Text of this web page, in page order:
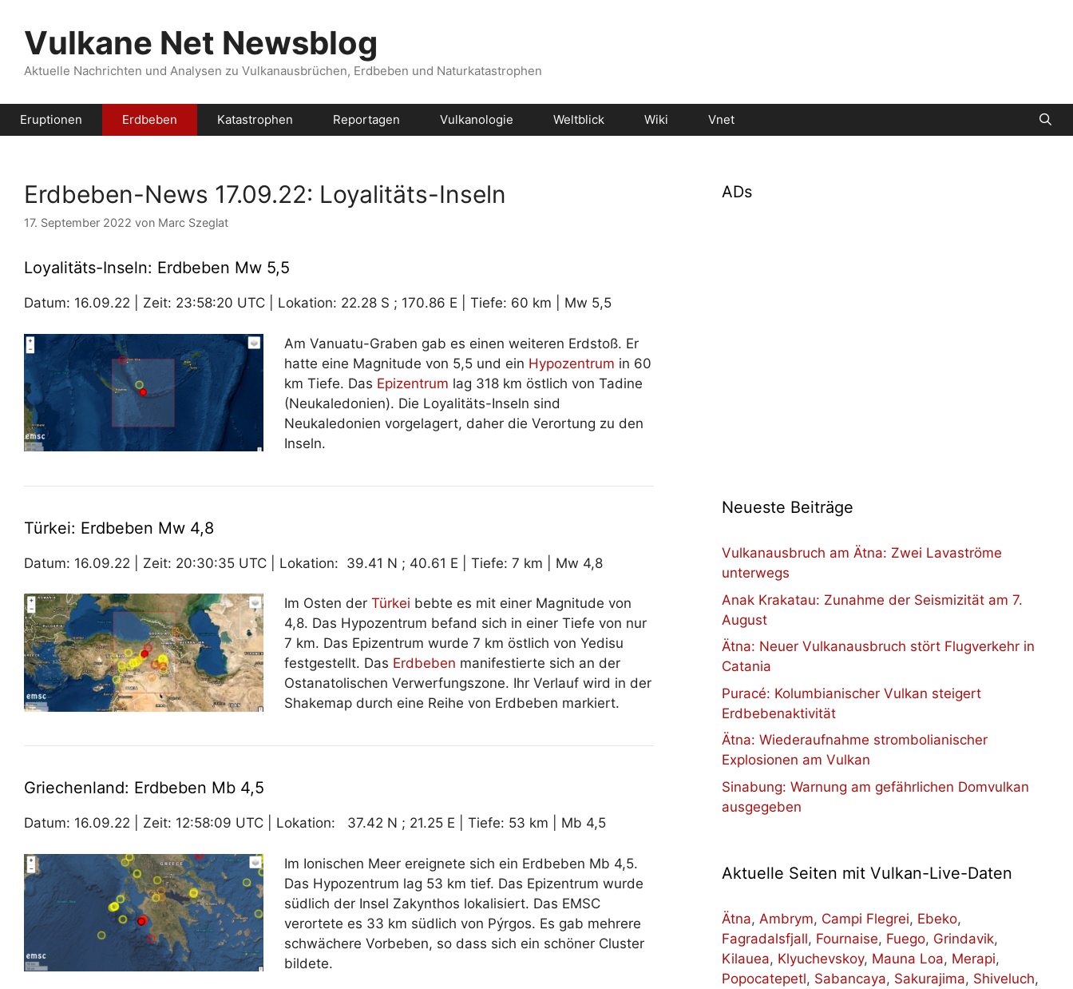
Inhalt
springenVulkane Net Newsblog
Aktuelle Nachrichten und Analysen zu Vulkanausbrüchen, Erdbeben und Naturkatastrophen
Eruptionen Erdbeben Katastrophen Reportagen Vulkanologie Weltblick Wiki Vnet
Erdbeben-News 17.09.22: Loyalitäts-Inseln
17. September 2022 von Marc Szeglat
Loyalitäts-Inseln: Erdbeben Mw 5,5
Datum: 16.09.22 | Zeit: 23:58:20 UTC | Lokation: 22.28 S ; 170.86 E | Tiefe: 60 km | Mw 5,5
Am Vanuatu-Graben gab es einen weiteren Erdstoß. Er
hatte eine Magnitude von 5,5 und ein Hypozentrum in 60
km Tiefe. Das Epizentrum lag 318 km östlich von Tadine
(Neukaledonien). Die Loyalitäts-Inseln sind
Neukaledonien vorgelagert, daher die Verortung zu den
Inseln.
Türkei: Erdbeben Mw 4,8
Datum: 16.09.22 | Zeit: 20:30:35 UTC | Lokation: 39.41 N ; 40.61 E | Tiefe: 7 km | Mw 4,8
Im Osten der Türkei bebte es mit einer Magnitude von
4,8. Das Hypozentrum befand sich in einer Tiefe von nur
7 km. Das Epizentrum wurde 7 km östlich von Yedisu
festgestellt. Das Erdbeben manifestierte sich an der
Ostanatolischen Verwerfungszone. Ihr Verlauf wird in der
Shakemap durch eine Reihe von Erdbeben markiert.
Griechenland: Erdbeben Mb 4,5
Datum: 16.09.22 | Zeit: 12:58:09 UTC | Lokation: 37.42 N ; 21.25 E | Tiefe: 53 km | Mb 4,5
Im Ionischen Meer ereignete sich ein Erdbeben Mb 4,5.
Das Hypozentrum lag 53 km tief. Das Epizentrum wurde
südlich der Insel Zakynthos lokalisiert. Das EMSC
verortete es 33 km südlich von Pýrgos. Es gab mehrere
schwächere Vorbeben, so dass sich ein schöner Cluster
bildete.
ADs
Neueste Beiträge
Vulkanausbruch am Ätna: Zwei Lavaströme
unterwegs
Anak Krakatau: Zunahme der Seismizität am 7.
August
Ätna: Neuer Vulkanausbruch stört Flugverkehr in
Catania
Puracé: Kolumbianischer Vulkan steigert
Erdbebenaktivität
Ätna: Wiederaufnahme strombolianischer
Explosionen am Vulkan
Sinabung: Warnung am gefährlichen Domvulkan
ausgegeben
Aktuelle Seiten mit Vulkan-Live-Daten
Ätna, Ambrym, Campi Flegrei, Ebeko,
Fagradalsfjall, Fournaise, Fuego, Grindavik,
Kilauea, Klyuchevskoy, Mauna Loa, Merapi,
Popocatepetl, Sabancaya, Sakurajima, Shiveluch,